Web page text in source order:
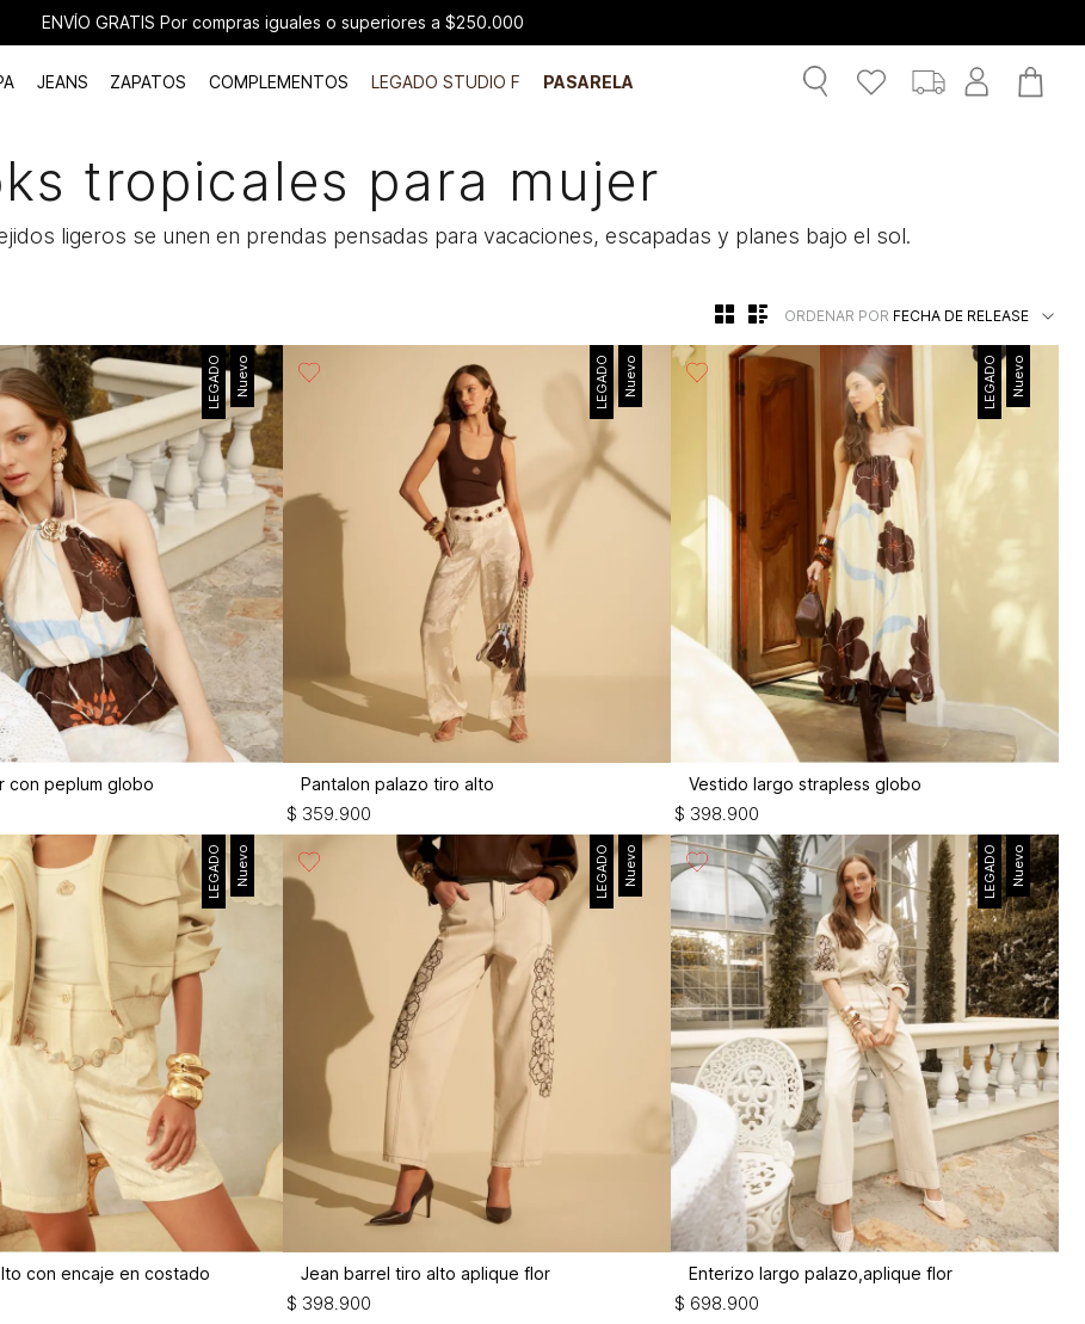
JEANS ZAPATOS COMPLEMENTOS LEGADO STUDIO F PASARELA
tropicales para mujer
ligeros se unen en prendas pensadas para vacaciones, escapadas y planes bajo el sol.
ORDENAR POR FECHA DE RELEASE
Nuevo
LEGADO
con peplum globo
Nuevo
LEGADO
Pantalon palazo tiro alto
$ 359 900
Nuevo
LEGADO
Vestido largo strapless globo
$ 398 900
Nuevo
LEGADO
con encaje en costado
Nuevo
LEGADO
Jean barrel tiro alto aplique flor
$ 398 900
Nuevo
LEGADO
Enterizo largo palazo,aplique flor
$ 698 900